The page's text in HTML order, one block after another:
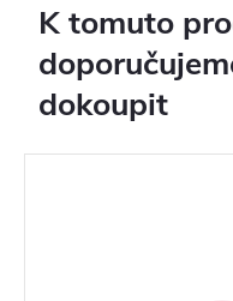
K tomuto
dokoupit